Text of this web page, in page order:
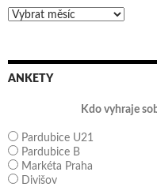
Archivy
ANKETY
Kdo vyhraje
Pardubice U21
Pardubice B
Markéta Praha
Divišov